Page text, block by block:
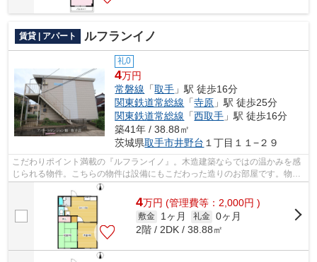
賃貸 | アパート ルフランイノ
礼0
4万円
常磐線 「取手 」駅 徒歩16分
関東鉄道常総線 「寺原 」駅 徒歩25分
関東鉄道常総線 「西取手 」駅 徒歩16分
築41年 / 38.88㎡
茨城県取手市井野台 １丁目１１−２９
こだわりポイント満載の『ルフランイノ』。木造建築ならではの温かみを感
じられる物件。こちらの物件は設備にもこだわった造りのお部屋です。物件
情報をお求めなら、遠慮なくアパート...
4万円 (管理費等：2,000円 )
敷金 1ヶ月 礼金 0ヶ月
2階 / 2DK / 38.88㎡